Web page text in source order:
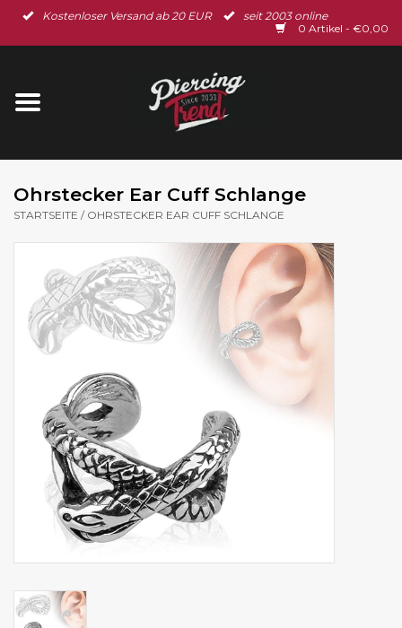
Kostenloser Versand ab 20 EUR
seit 2003 online
0 Artikel - €0,00
Startseite
Ohrschmuck
Gutscheine
% Sale %
Ohrstecker Ear Cuff Schlange
STARTSEITE / OHRSTECKER EAR CUFF SCHLANGE